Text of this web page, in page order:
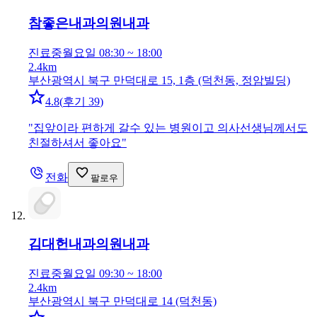
참좋은내과의원 내과
진료중월요일 08:30 ~ 18:00
2.4km
부산광역시 북구 만덕대로 15, 1층 (덕천동, 정암빌딩)
4.8(후기 39)
"집앞이라 편하게 갈수 있는 병원이고 의사선생님께서도
친절하셔서 좋아요"
전화 팔로우
김대헌내과의원내과
진료중월요일 09:30 ~ 18:00
2.4km
부산광역시 북구 만덕대로 14 (덕천동)